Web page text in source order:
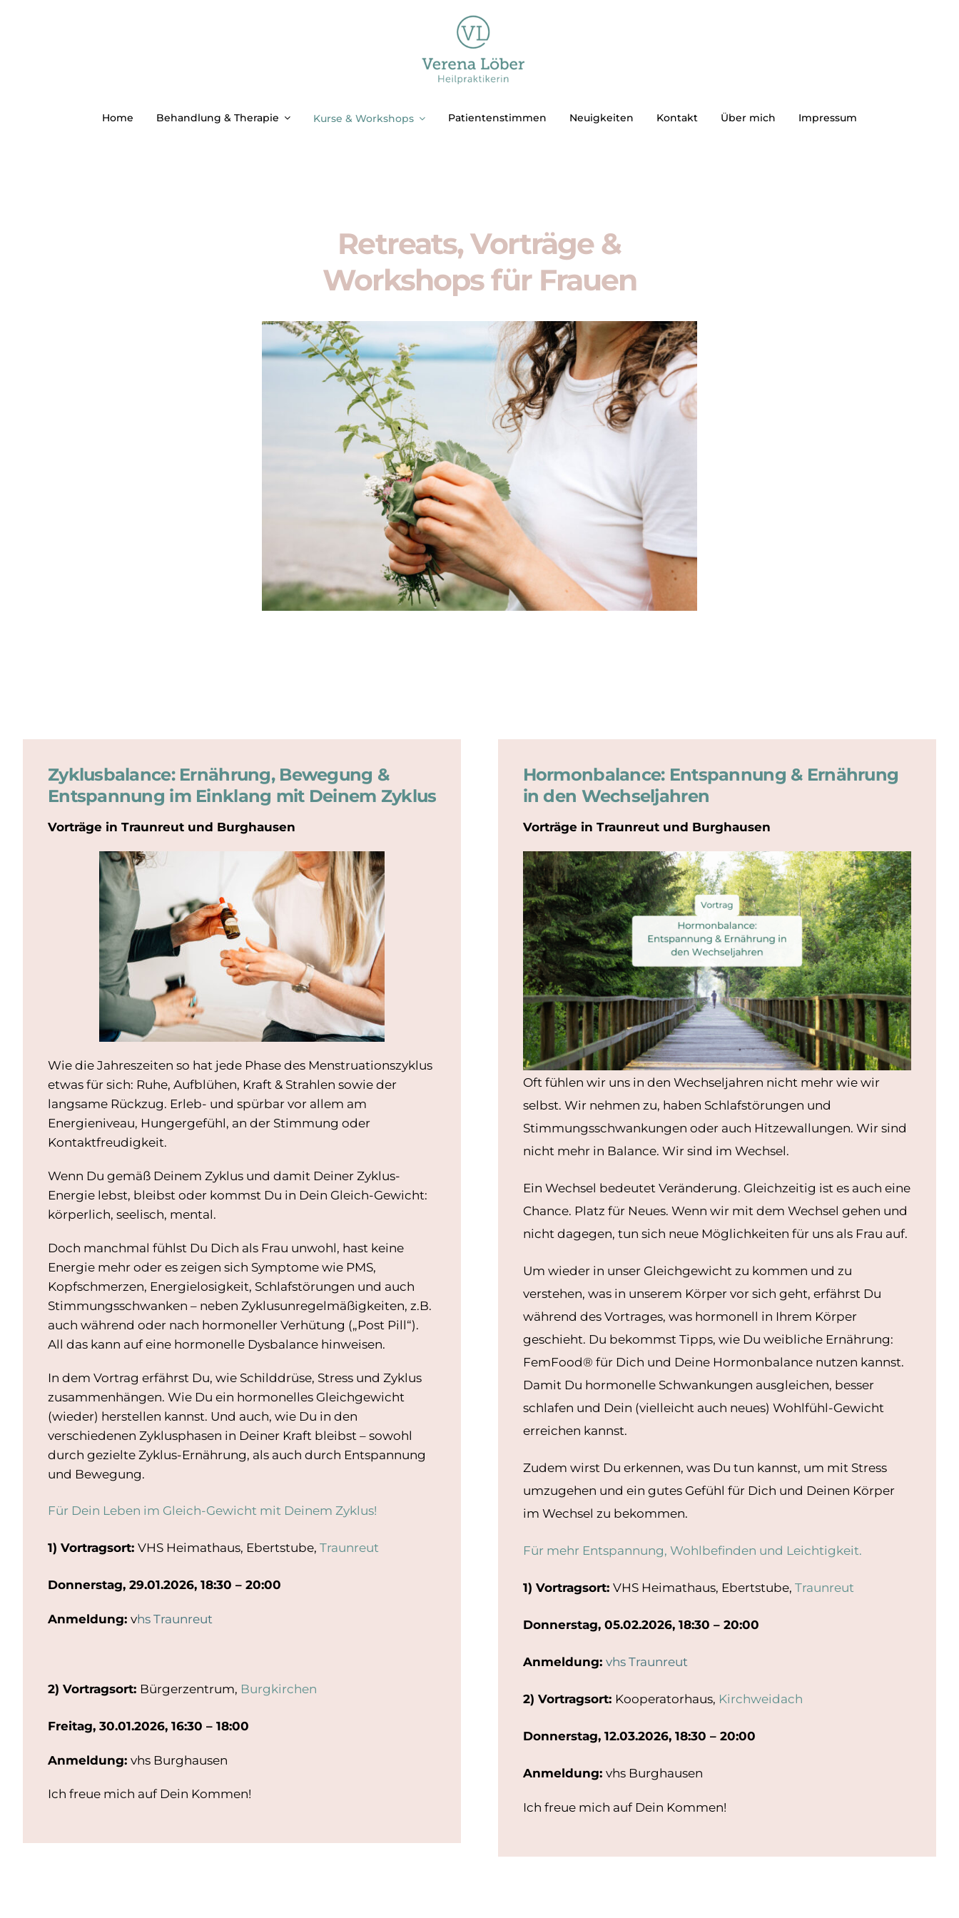
Home Behandlung & Therapie Kurse & Workshops Patientenstimmen Neuigkeiten Kontakt Über mich Impressum
Retreats, Vorträge &
Workshops für Frauen
Zyklusbalance: Ernährung, Bewegung &
Entspannung im Einklang mit Deinem Zyklus
Vorträge in Traunreut und Burghausen
Wie die Jahreszeiten so hat jede Phase des Menstruationszyklus
etwas für sich: Ruhe, Aufblühen, Kraft & Strahlen sowie der
langsame Rückzug. Erleb- und spürbar vor allem am
Energieniveau, Hungergefühl, an der Stimmung oder
Kontaktfreudigkeit.
Wenn Du gemäß Deinem Zyklus und damit Deiner Zyklus-
Energie lebst, bleibst oder kommst Du in Dein Gleich-Gewicht:
körperlich, seelisch, mental.
Doch manchmal fühlst Du Dich als Frau unwohl, hast keine
Energie mehr oder es zeigen sich Symptome wie PMS,
Kopfschmerzen, Energielosigkeit, Schlafstörungen und auch
Stimmungsschwanken – neben Zyklusunregelmäßigkeiten, z.B.
auch während oder nach hormoneller Verhütung („Post Pill“).
All das kann auf eine hormonelle Dysbalance hinweisen.
In dem Vortrag erfährst Du, wie Schilddrüse, Stress und Zyklus
zusammenhängen. Wie Du ein hormonelles Gleichgewicht
(wieder) herstellen kannst. Und auch, wie Du in den
verschiedenen Zyklusphasen in Deiner Kraft bleibst – sowohl
durch gezielte Zyklus-Ernährung, als auch durch Entspannung
und Bewegung.
Für Dein Leben im Gleich-Gewicht mit Deinem Zyklus!
1) Vortragsort: VHS Heimathaus, Ebertstube, Traunreut
Donnerstag, 29.01.2026, 18:30 – 20:00
Anmeldung: vhs Traunreut
2) Vortragsort: Bürgerzentrum, Burgkirchen
Freitag, 30.01.2026, 16:30 – 18:00
Anmeldung: vhs Burghausen
Ich freue mich auf Dein Kommen!
Hormonbalance: Entspannung & Ernährung
in den Wechseljahren
Vorträge in Traunreut und Burghausen
Oft fühlen wir uns in den Wechseljahren nicht mehr wie wir
selbst. Wir nehmen zu, haben Schlafstörungen und
Stimmungsschwankungen oder auch Hitzewallungen. Wir sind
nicht mehr in Balance. Wir sind im Wechsel.
Ein Wechsel bedeutet Veränderung. Gleichzeitig ist es auch eine
Chance. Platz für Neues. Wenn wir mit dem Wechsel gehen und
nicht dagegen, tun sich neue Möglichkeiten für uns als Frau auf.
Um wieder in unser Gleichgewicht zu kommen und zu
verstehen, was in unserem Körper vor sich geht, erfährst Du
während des Vortrages, was hormonell in Ihrem Körper
geschieht. Du bekommst Tipps, wie Du weibliche Ernährung:
FemFood® für Dich und Deine Hormonbalance nutzen kannst.
Damit Du hormonelle Schwankungen ausgleichen, besser
schlafen und Dein (vielleicht auch neues) Wohlfühl-Gewicht
erreichen kannst.
Zudem wirst Du erkennen, was Du tun kannst, um mit Stress
umzugehen und ein gutes Gefühl für Dich und Deinen Körper
im Wechsel zu bekommen.
Für mehr Entspannung, Wohlbefinden und Leichtigkeit.
1) Vortragsort: VHS Heimathaus, Ebertstube, Traunreut
Donnerstag, 05.02.2026, 18:30 – 20:00
Anmeldung: vhs Traunreut
2) Vortragsort: Kooperatorhaus, Kirchweidach
Donnerstag, 12.03.2026, 18:30 – 20:00
Anmeldung: vhs Burghausen
Ich freue mich auf Dein Kommen!